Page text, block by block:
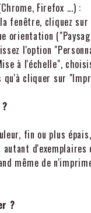
Firefox ...) :
fenêtre, cliquez
orientation
l'option
à l'échelle",
qu'à cliquer sur
fin ou plus
d'exemplaires
même de
?